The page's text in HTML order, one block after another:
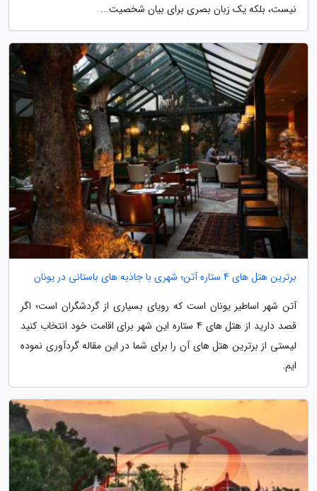
نیست، بلکه یک زبان بصری برای بیان شخصیت...
برترین هتل های 4 ستاره آتن؛ شهری با جاذبه های باستانی در یونان
آتن شهر اساطیر یونان است که رویای بسیاری از گردشگران است؛ اگر
قصد دارید از هتل های 4 ستاره این شهر برای اقامت خود انتخاب کنید
لیستی از برترین هتل های آن را برای شما در این مقاله گردآوری نموده
ایم.